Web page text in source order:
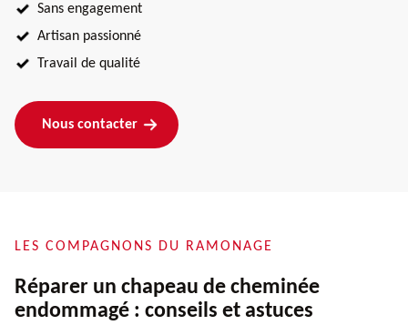
Sans engagement
Artisan passionné
Travail de qualité
Nous contacter
LES COMPAGNONS DU RAMONAGE
Réparer un chapeau de cheminée
endommagé : conseils et astuces